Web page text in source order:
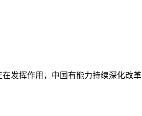
发挥作用，中国有能力持续深化改革